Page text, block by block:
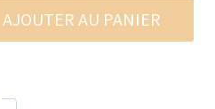
AJOUTER AU PANIER